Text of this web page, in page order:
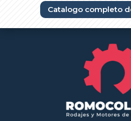
Catalogo completo